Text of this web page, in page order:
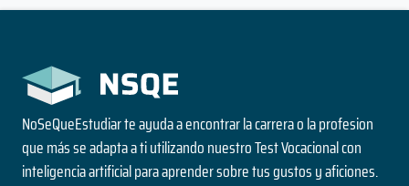
NoSeQueEstudiar te ayuda a encontrar la carrera o la profesion
que más se adapta a ti utilizando nuestro Test Vocacional con
inteligencia artificial para aprender sobre tus gustos y aficiones.